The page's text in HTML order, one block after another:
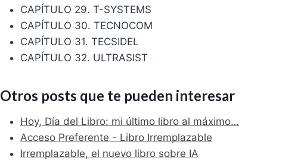
CAPÍTULO 29. T-SYSTEMS
CAPÍTULO 30. TECNOCOM
CAPÍTULO 31. TECSIDEL
CAPÍTULO 32. ULTRASIST
Otros posts que te pueden interesar
Hoy, Día del Libro: mi último libro al máximo…
Acceso Preferente - Libro Irremplazable
Irremplazable, el nuevo libro sobre IA